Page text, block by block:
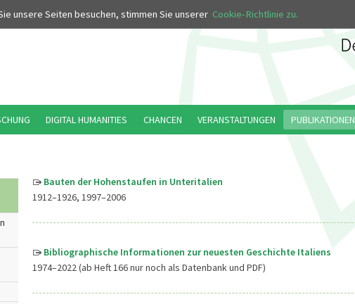
unsere Seiten besuchen, stimmen Sie unserer Cookie-Richtlinie zu.
Bauten der Hohenstaufen in Unteritalien
1912–1926, 1997–2006
Bibliographische Informationen zur neuesten Geschichte Italiens
1974–2022 (ab Heft 166 nur noch als Datenbank und PDF)
DIGITAL HUMANITIES CHANCEN VERANSTALTUNGEN PUBLIKATIONEN